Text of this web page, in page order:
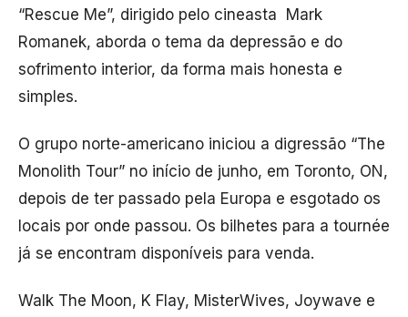
“Rescue Me”, dirigido pelo cineasta Mark
Romanek, aborda o tema da depressão e do
sofrimento interior, da forma mais honesta e
simples.
O grupo norte-americano iniciou a digressão “The
Monolith Tour” no início de junho, em Toronto, ON,
depois de ter passado pela Europa e esgotado os
locais por onde passou. Os bilhetes para a tournée
já se encontram disponíveis para venda.
Walk The Moon, K Flay, MisterWives, Joywave e